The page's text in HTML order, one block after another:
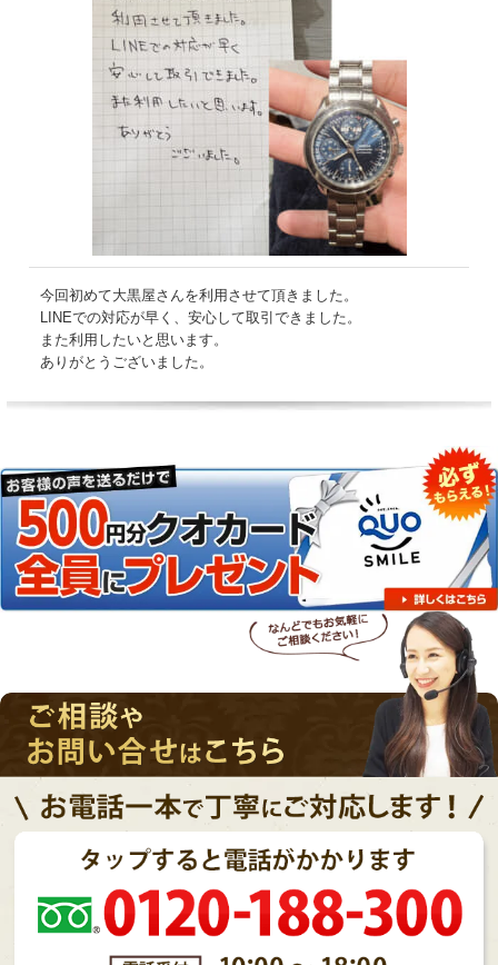
今回初めて大黒屋さんを利用させて頂きました。
LINEでの対応が早く、安心して取引できました。
また利用したいと思います。
ありがとうございました。